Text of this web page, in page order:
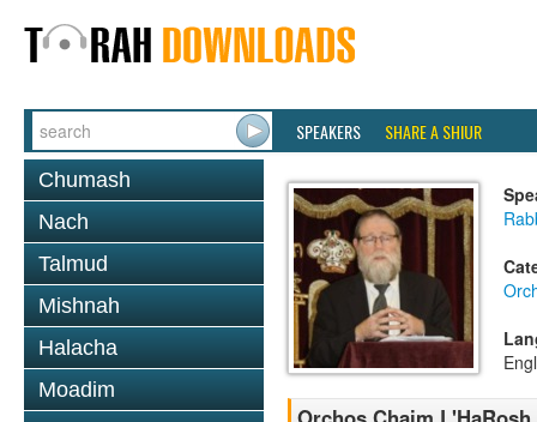
SPEAKERS SHARE A SHIUR
Chumash
Nach
Talmud
Mishnah
Halacha
Moadim